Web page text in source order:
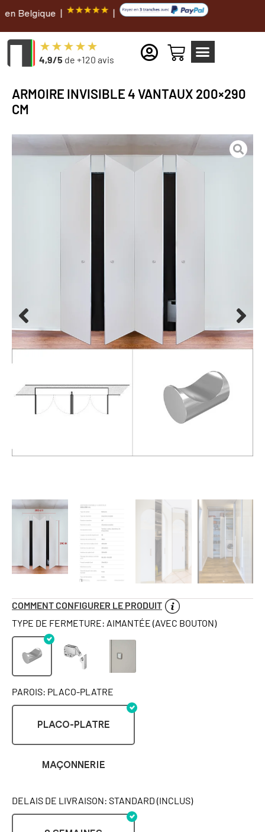
| |
4,9/5 de +120 avis
ARMOIRE INVISIBLE 4 VANTAUX 200×290
CM
COMMENT CONFIGURER LE PRODUIT
TYPE DE FERMETURE: AIMANTÉE (AVEC BOUTON)
PAROIS: PLACO-PLATRE
PLACO-PLATRE
MAÇONNERIE
DELAIS DE LIVRAISON: STANDARD (INCLUS)